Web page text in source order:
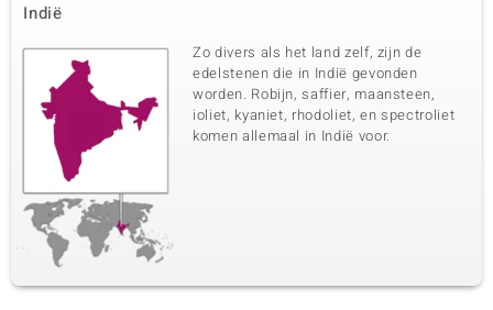
Indië
Zo divers als het land zelf, zijn de
edelstenen die in Indië gevonden
worden. Robijn, saffier, maansteen,
ioliet, kyaniet, rhodoliet, en spectroliet
komen allemaal in Indië voor.